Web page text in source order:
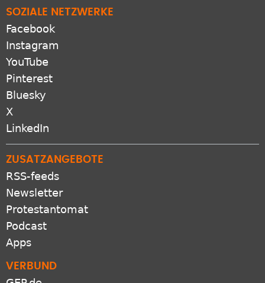
SOZIALE NETZWERKE
Facebook
Instagram
YouTube
Pinterest
Bluesky
X
LinkedIn
ZUSATZANGEBOTE
RSS-feeds
Newsletter
Protestantomat
Podcast
Apps
VERBUND